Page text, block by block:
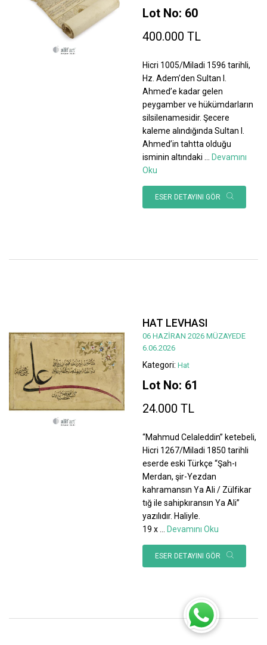
Lot No: 60
400.000 TL
Hicri 1005/Miladi 1596 tarihli,
Hz. Adem’den Sultan I.
Ahmed’e kadar gelen
peygamber ve hükümdarların
silsilenamesidir. Şecere
kaleme alındığında Sultan I.
Ahmed’in tahtta olduğu
isminin altındaki
Devamını
Oku
ESER DETAYINI GÖR
HAT LEVHASI
06 HAZİRAN 2026 MÜZAYEDE
6.06.2026
Kategori: Hat
Lot No: 61
24.000 TL
“Mahmud Celaleddin” ketebeli,
Hicri 1267/Miladi 1850 tarihli
eserde eski Türkçe “Şah-ı
Merdan, şir-Yezdan
kahramansın Ya Ali / Zülfikar
tığ ile sahipkıransın Ya Ali”
yazılıdır. Haliyle.
19 x
Devamını Oku
ESER DETAYINI GÖR